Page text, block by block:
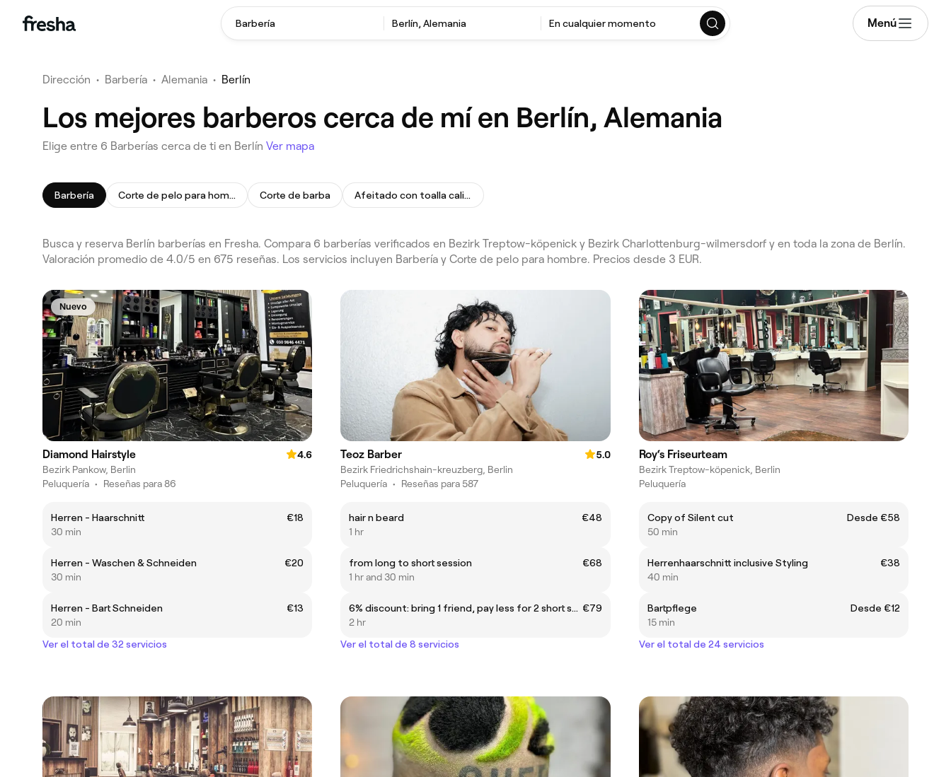
Barbería Berlín, Alemania En cualquier momento Menú
Dirección • Barbería • Alemania • Berlín
Los mejores barberos cerca de mí en Berlín, Alemania
Elige entre 6 Barberías cerca de ti en Berlín Ver mapa
Barbería Corte de pelo para hombre Corte de barba Afeitado con toalla caliente
Busca y reserva Berlín barberías en Fresha. Compara 6 barberías verificados en Bezirk Treptow-köpenick y Bezirk Charlottenburg-wilmersdorf y en toda la zona de Berlín.
Valoración promedio de 4.0/5 en 675 reseñas. Los servicios incluyen Barbería y Corte de pelo para hombre. Precios desde 3 EUR.
Nuevo
Diamond Hairstyle
4.6
Bezirk Pankow, Berlin
Peluquería • Reseñas para 86
Herren - Haarschnitt
€18
30 min
Herren - Waschen & Schneiden
€20
30 min
Herren - Bart Schneiden
€13
20 min
Ver el total de 32 servicios
Teoz Barber
5.0
Bezirk Friedrichshain-kreuzberg, Berlin
Peluquería • Reseñas para 587
hair n beard
€48
1 hr
from long to short session
€68
1 hr and 30 min
6% discount: bring 1 friend, pay less for 2 short sessions €79
2 hr
Ver el total de 8 servicios
Roy‘s Friseurteam
Bezirk Treptow-köpenick, Berlin
Peluquería
Copy of Silent cut
Desde €58
50 min
Herrenhaarschnitt inclusive Styling
€38
40 min
Bartpflege
Desde €12
15 min
Ver el total de 24 servicios